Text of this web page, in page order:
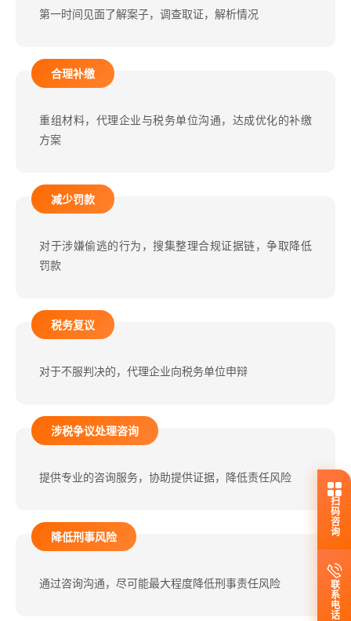
第一时间见面了解案子，调查取证，解析情况
合理补缴
重组材料，代理企业与税务单位沟通，达成优化的补缴
方案
减少罚款
对于涉嫌偷逃的行为，搜集整理合规证据链，争取降低
罚款
税务复议
对于不服判决的，代理企业向税务单位申辩
涉税争议处理咨询
提供专业的咨询服务，协助提供证据，降低责任风险
降低刑事风险
通过咨询沟通，尽可能最大程度降低刑事责任风险
扫码咨询
联系电话